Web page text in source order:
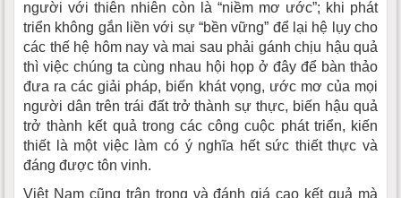
người với thiên nhiên còn là “niềm mơ ước”; khi phát
triển không gắn liền với sự “bền vững” để lại hệ lụy cho
các thế hệ hôm nay và mai sau phải gánh chịu hậu quả
thì việc chúng ta cùng nhau hội họp ở đây để bàn thảo
đưa ra các giải pháp, biến khát vọng, ước mơ của mọi
người dân trên trái đất trở thành sự thực, biến hậu quả
trở thành kết quả trong các công cuộc phát triển, kiến
thiết là một việc làm có ý nghĩa hết sức thiết thực và
đáng được tôn vinh.
Việt Nam cũng trân trọng và đánh giá cao kết quả mà